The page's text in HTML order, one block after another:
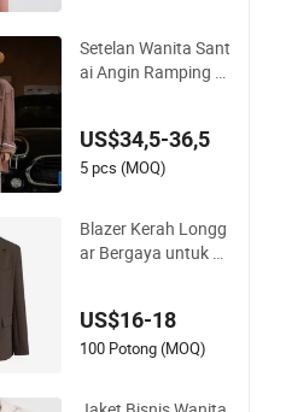
Setelan Wanita Sant
ai Angin Ramping P
Vintage Korea
US$34,5-36,5
5 pcs (MOQ)
Blazer Kerah Longg
ar Bergaya untuk P
US$16-18
100 Potong (MOQ)